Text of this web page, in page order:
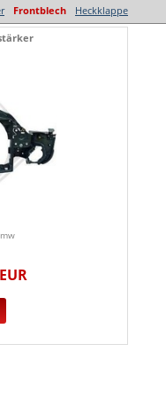
Frontblech Heckklappe